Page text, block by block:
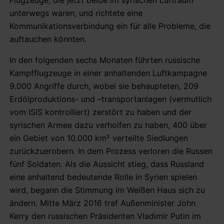
unterwegs waren, und richtete eine
Kommunikationsverbindung ein für alle Probleme, die
auftauchen könnten.
In den folgenden sechs Monaten führten russische
Kampfflugzeuge in einer anhaltenden Luftkampagne
9.000 Angriffe durch, wobei sie behaupteten, 209
Erdölproduktions- und –transportanlagen (vermutlich
vom ISIS kontrolliert) zerstört zu haben und der
syrischen Armee dazu verholfen zu haben, 400 über
ein Gebiet von 10.000 km² verteilte Siedlungen
zurückzuerobern. In dem Prozess verloren die Russen
fünf Soldaten. Als die Aussicht stieg, dass Russland
eine anhaltend bedeutende Rolle in Syrien spielen
wird, begann die Stimmung im Weißen Haus sich zu
ändern. Mitte März 2016 traf Außenminister John
Kerry den russischen Präsidenten Vladimir Putin im